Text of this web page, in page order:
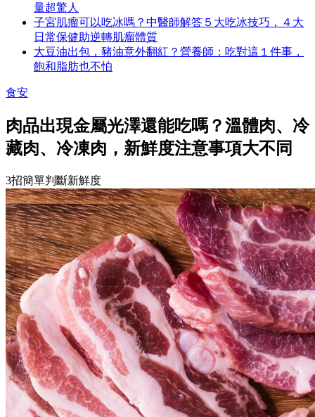
量超驚人
子宮肌瘤可以吃冰嗎？中醫師解答５大吃冰技巧，４大
日常保健助逆轉肌瘤體質
大豆油出包，豬油意外翻紅？營養師：吃對這１件事，
飽和脂肪也不怕
食安
肉品出現金屬光澤還能吃嗎？溫體肉、冷
藏肉、冷凍肉，新鮮度注意事項大不同
3招簡單判斷新鮮度